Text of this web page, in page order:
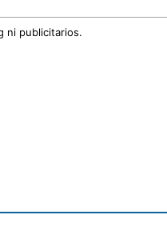
ni publicitarios.